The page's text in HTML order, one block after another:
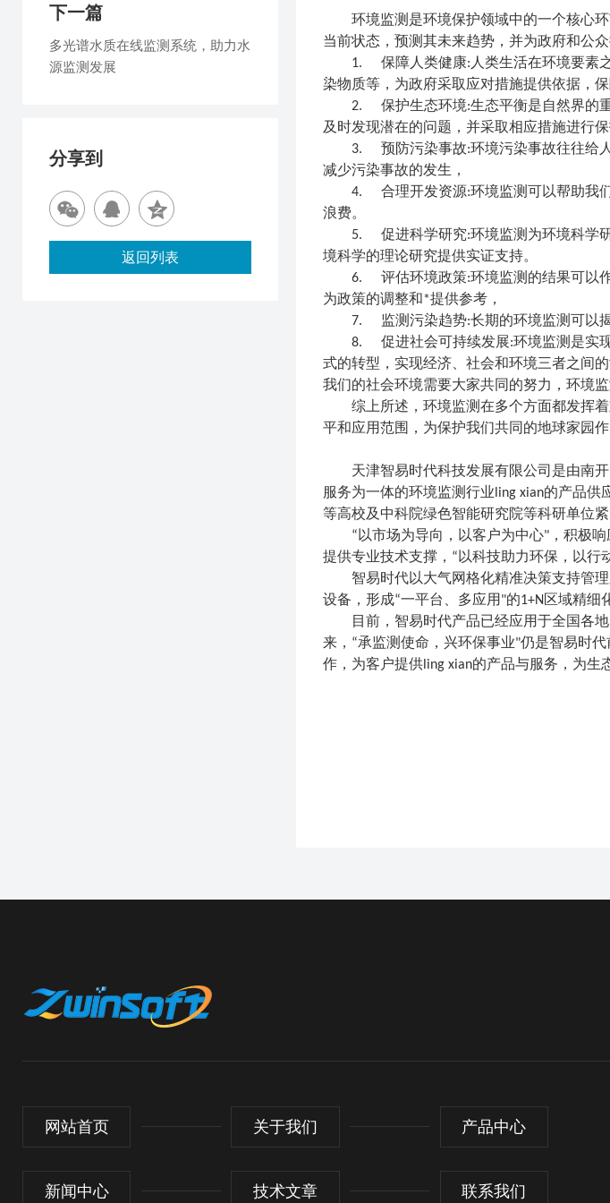
环境监测是环境保护领域中的一个核心
当前状态，预测其未来趋势，并为政府和公
1.
保障人类健康:人类生活在环境要素
染物质等，为政府采取应对措施提供依据，
2.
保护生态环境:生态平衡是自然界的
及时发现潜在的问题，并采取相应措施进行保
3.
预防污染事故:环境污染事故往往给
减少污染事故的发生，
4.
合理开发资源:环境监测可以帮助我
浪费。
5.
促进科学研究:环境监测为环境科学
境科学的理论研究提供实证支持。
6.
评估环境政策:环境监测的结果可以
为政策的调整和*提供参考，
7.
监测污染趋势:长期的环境监测可以
8.
促进社会可持续发展:环境监测是实
式的转型，实现经济、社会和环境三者之间的
我们的社会环境需要大家共同的努力，环境
综上所述，环境监测在多个方面都发挥
平和应用范围，为保护我们共同的地球家园作
天津智易时代科技发展有限公司是由南
服务为一体的环境监测行业ling xian的产品
等高校及中科院绿色智能研究院等科研单位
“以市场为导向，以客户为中心"，积极
提供专业技术支撑，“以科技助力环保，以
智易时代以大气网格化精准决策支持管
设备，形成“一平台、多应用"的1+N区域精细
目前，智易时代产品已经应用于全国各
来，“承监测使命，兴环保事业"仍是智易时
作，为客户提供ling xian的产品与服务，为生
下一篇
多光谱水质在线监测系统，助力水
源监测发展
分享到
返回列表
网站首页 关于我们 产品中心
新闻中心 技术文章 联系我们